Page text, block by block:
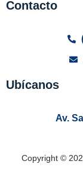
Contacto
Ubícanos
Av.
Copyright ©